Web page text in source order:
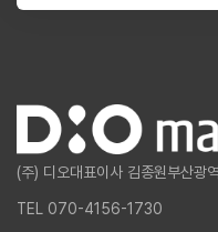
(주) 디오대표이사 김종원부산광
TEL 070-4156-1730